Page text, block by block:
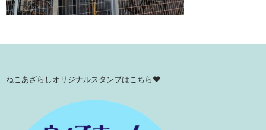
ねこあざらしオリジナルスタンプはこちら♥